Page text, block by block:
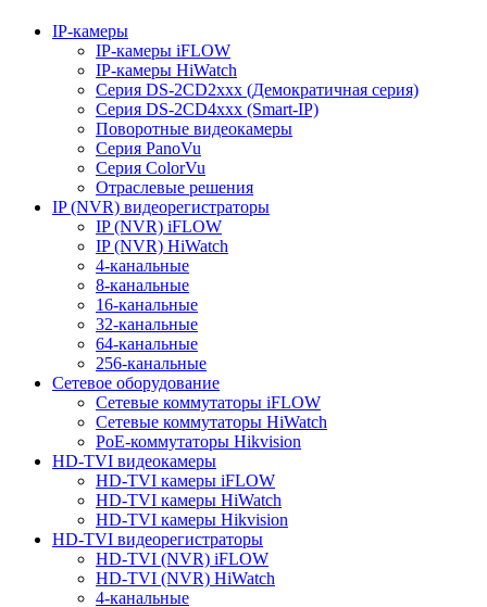
IP-камеры
IP-камеры iFLOW
IP-камеры HiWatch
Серия DS-2CD2xxx (Демократичная серия)
Серия DS-2CD4xxx (Smart-IP)
Поворотные видеокамеры
Серия PanoVu
Серия ColorVu
Отраслевые решения
IP (NVR) видеорегистраторы
IP (NVR) iFLOW
IP (NVR) HiWatch
4-канальные
8-канальные
16-канальные
32-канальные
64-канальные
256-канальные
Сетевое оборудование
Сетевые коммутаторы iFLOW
Сетевые коммутаторы HiWatch
PoE-коммутаторы Hikvision
HD-TVI видеокамеры
HD-TVI камеры iFLOW
HD-TVI камеры HiWatch
HD-TVI камеры Hikvision
HD-TVI видеорегистраторы
HD-TVI (NVR) iFLOW
HD-TVI (NVR) HiWatch
4-канальные